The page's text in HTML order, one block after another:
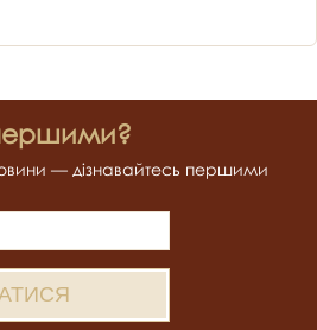
— дізнавайтесь першими